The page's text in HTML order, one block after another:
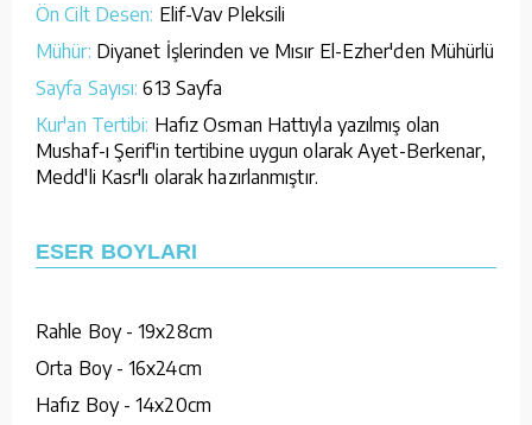
Ön Cilt Desen: Elif-Vav Pleksili
Mühür: Diyanet İşlerinden ve Mısır El-Ezher'den Mühürlü
Sayfa Sayısı: 613 Sayfa
Kur'an Tertibi: Hafız Osman Hattıyla yazılmış olan
Mushaf-ı Şerif'in tertibine uygun olarak Ayet-Berkenar,
Medd'li Kasr'lı olarak hazırlanmıştır.
ESER BOYLARI
Rahle Boy - 19x28cm
Orta Boy - 16x24cm
Hafız Boy - 14x20cm